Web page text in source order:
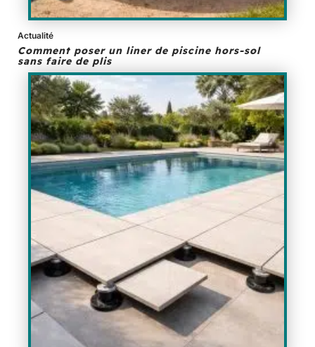
Actualité
Comment poser un liner de piscine hors-sol
sans faire de plis